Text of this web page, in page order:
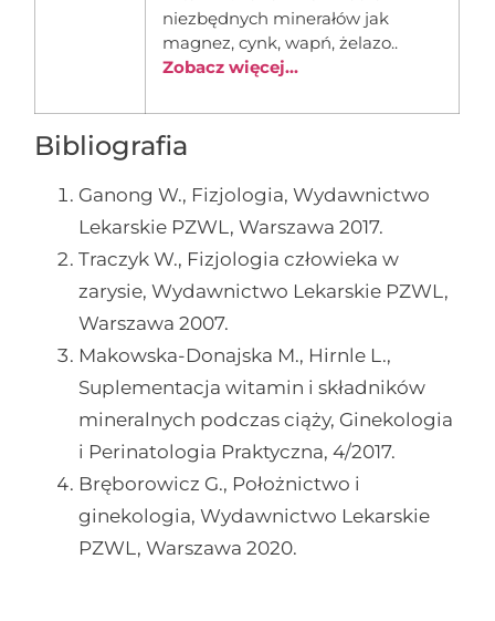
niezbędnych minerałów jak
magnez, cynk, wapń, żelazo..
Zobacz więcej...
Bibliografia
Ganong W., Fizjologia, Wydawnictwo
Lekarskie PZWL, Warszawa 2017.
Traczyk W., Fizjologia człowieka w
zarysie, Wydawnictwo Lekarskie PZWL,
Warszawa 2007.
Makowska-Donajska M., Hirnle L.,
Suplementacja witamin i składników
mineralnych podczas ciąży, Ginekologia
i Perinatologia Praktyczna, 4/2017.
Bręborowicz G., Położnictwo i
ginekologia, Wydawnictwo Lekarskie
PZWL, Warszawa 2020.